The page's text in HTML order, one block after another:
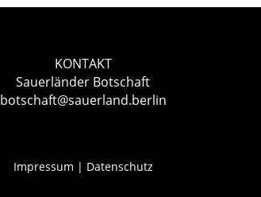
KONTAKT
Sauerländer Botschaft
botschaft@sauerland.berlin
Impressum | Datenschutz